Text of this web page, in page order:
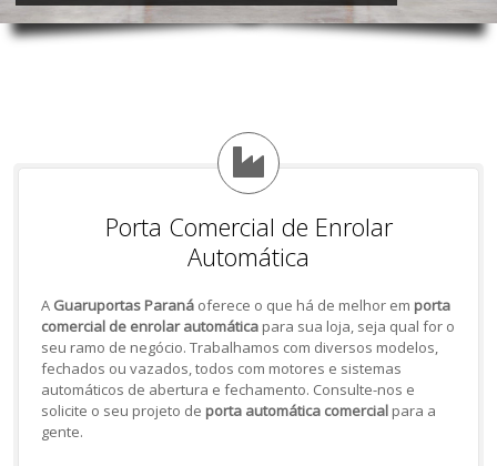
Porta Comercial de Enrolar
Automática
A Guaruportas Paranáoferece o que há de melhor em porta
comercial de enrolar automáticapara sua loja, seja qual for o
seu ramo de negócio. Trabalhamos com diversos modelos,
fechados ou vazados, todos com motores e sistemas
automáticos de abertura e fechamento. Consulte-nos e
solicite o seu projeto de porta automática comercialpara a
gente.